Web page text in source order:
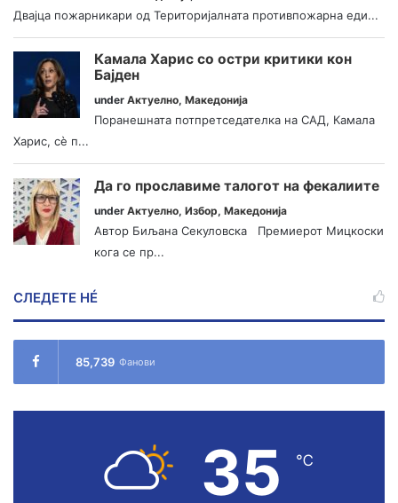
Двајца пожарникари од Територијалната противпожарна еди...
Камала Харис со остри критики кон
Бајден
under Актуелно, Македонија
Поранешната потпретседателка на САД, Камала
Харис, сè п...
Да го прославиме талогот на фекалиите
under Актуелно, Избор, Македонија
Автор Биљана Секуловска Премиерот Мицкоски
кога се пр...
СЛЕДЕТЕ НÉ
85,739 Фанови
35 ℃